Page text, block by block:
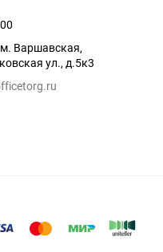
Варшавская,
ул., д.5к3